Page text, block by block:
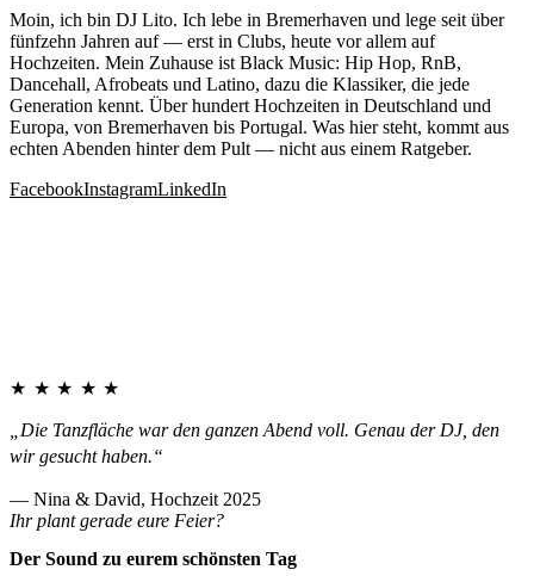
Moin, ich bin DJ Lito. Ich lebe in Bremerhaven und lege seit über
fünfzehn Jahren auf — erst in Clubs, heute vor allem auf
Hochzeiten. Mein Zuhause ist Black Music: Hip Hop, RnB,
Dancehall, Afrobeats und Latino, dazu die Klassiker, die jede
Generation kennt. Über hundert Hochzeiten in Deutschland und
Europa, von Bremerhaven bis Portugal. Was hier steht, kommt aus
echten Abenden hinter dem Pult — nicht aus einem Ratgeber.
FacebookInstagramLinkedIn
★★★★★
„Die Tanzfläche war den ganzen Abend voll. Genau der DJ, den
wir gesucht haben.“
— Nina & David, Hochzeit 2025
Ihr plant gerade eure Feier?
Der Sound zu eurem schönsten Tag